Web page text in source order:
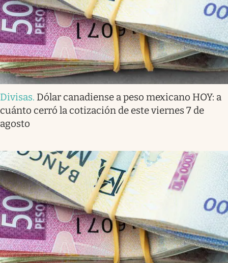
Divisas. Dólar canadiense a peso mexicano HOY: a
cuánto cerró la cotización de este viernes 7 de
agosto